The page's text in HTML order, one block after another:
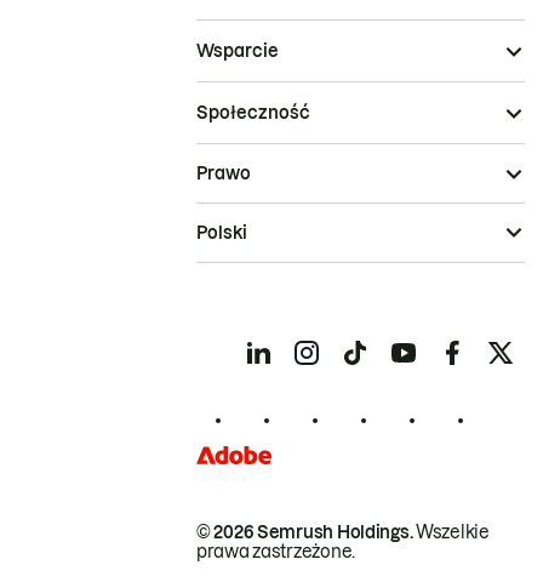
Wsparcie
Społeczność
© 2026 Semrush Holdings.Wszelkie
prawa zastrzeżone.
Prawo
Polski